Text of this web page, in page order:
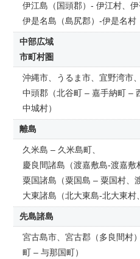
伊江島（国頭郡）- 伊江村、
伊是名島（島尻郡）-伊是名村
中部広域
市町村圏
沖縄市、うるま市、宜野湾市、
中頭郡（北谷町 – 嘉手納町 –
中城村）
離島
久米島 – 久米島町、
慶良間諸島（渡嘉敷島-渡嘉敷
粟国諸島（粟国島 – 粟国村、
大東諸島（北大東島-北大東村
先島諸島
宮古島市、宮古郡（多良間村
町 – 与那国町）